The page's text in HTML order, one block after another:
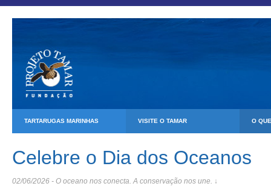
TARTARUGAS MARINHAS VISITE O TAMAR O
Celebre o Dia dos Oceanos
02/06/2026 - O oceano nos conecta. A conservação nos une. ↓